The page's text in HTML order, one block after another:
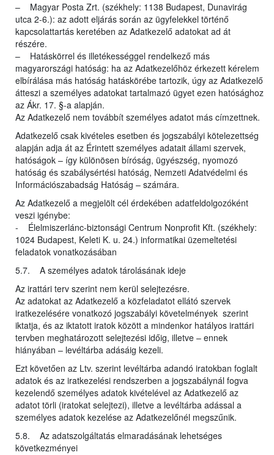
– Magyar Posta Zrt. (székhely: 1138 Budapest, Dunavirág
utca 2-6.): az adott eljárás során az ügyfelekkel történő
kapcsolattartás keretében az Adatkezelő adatokat ad át
részére.
– Hatáskörrel és illetékességgel rendelkező más
magyarországi hatóság: ha az Adatkezelőhöz érkezett kérelem
elbírálása más hatóság hatáskörébe tartozik, úgy az Adatkezelő
átteszi a személyes adatokat tartalmazó ügyet ezen hatósághoz
az Ákr. 17. §-a alapján.
Az Adatkezelő nem továbbít személyes adatot más címzettnek.
Adatkezelő csak kivételes esetben és jogszabályi kötelezettség
alapján adja át az Érintett személyes adatait állami szervek,
hatóságok – így különösen bíróság, ügyészség, nyomozó
hatóság és szabálysértési hatóság, Nemzeti Adatvédelmi és
Információszabadság Hatóság – számára.
Az Adatkezelő a megjelölt cél érdekében adatfeldolgozóként
veszi igénybe:
- Élelmiszerlánc-biztonsági Centrum Nonprofit Kft. (székhely:
1024 Budapest, Keleti K. u. 24.) informatikai üzemeltetési
feladatok vonatkozásában
5.7. A személyes adatok tárolásának ideje
Az irattári terv szerint nem kerül selejtezésre.
Az adatokat az Adatkezelő a közfeladatot ellátó szervek
iratkezelésére vonatkozó jogszabályi követelmények szerint
iktatja, és az iktatott iratok között a mindenkor hatályos irattári
tervben meghatározott selejtezési időig, illetve – ennek
hiányában – levéltárba adásáig kezeli.
Ezt követően az Ltv. szerint levéltárba adandó iratokban foglalt
adatok és az iratkezelési rendszerben a jogszabálynál fogva
kezelendő személyes adatok kivételével az Adatkezelő az
adatot törli (iratokat selejtezi), illetve a levéltárba adással a
személyes adatok kezelése az Adatkezelőnél megszűnik.
5.8. Az adatszolgáltatás elmaradásának lehetséges
következményei